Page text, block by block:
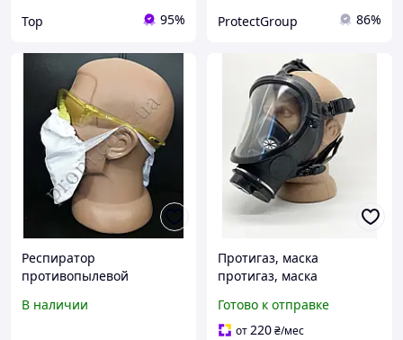
Top 95% ProtectGroup 86%
Респиратор
противопылевой
В наличии
Протигаз, маска
протигаз, маска
маска полнолицевая,
маска лицевая
Готово к отправке
от220₴/мес